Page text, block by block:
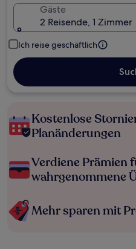
Gäste
2 Reisende, 1 Zimmer
Ich reise geschäftlich
Kostenlose
Planänderungen
Verdiene Prämien
wahrgenommene
Mehr sparen mit